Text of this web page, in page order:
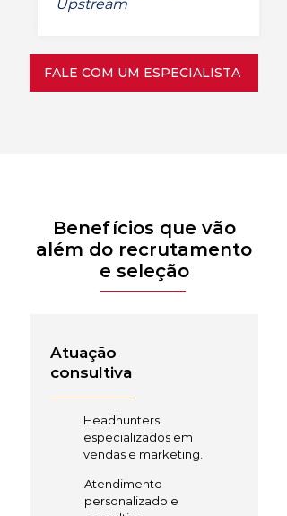
Upstream
FALE COM UM ESPECIALISTA
Benefícios que vão
além do recrutamento
e seleção
Atuação
consultiva
Headhunters
especializados em
vendas e marketing.
Atendimento
personalizado e